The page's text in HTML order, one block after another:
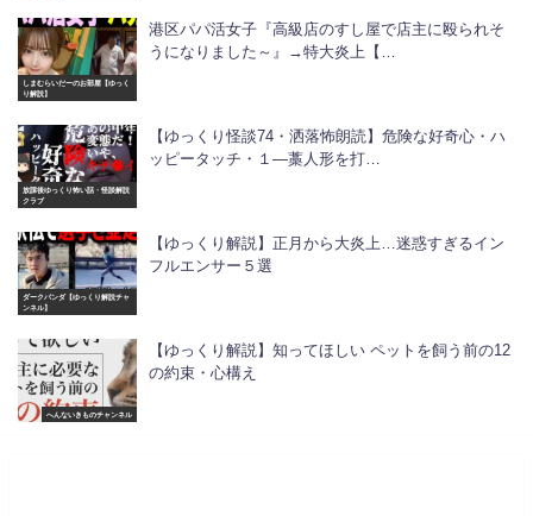
しまむらいだーのお部屋【ゆっく
り解説】
港区パパ活女子『高級店のすし屋で店主に殴られそ
うになりました～』→特大炎上【…
放課後ゆっくり怖い話・怪談解説
クラブ
【ゆっくり怪談74・洒落怖朗読】危険な好奇心・ハ
ッピータッチ・１―藁人形を打…
ダークパンダ【ゆっくり解説チャ
ンネル】
【ゆっくり解説】正月から大炎上…迷惑すぎるイン
フルエンサー５選
へんないきものチャンネル
【ゆっくり解説】知ってほしい ペットを飼う前の12
の約束・心構え